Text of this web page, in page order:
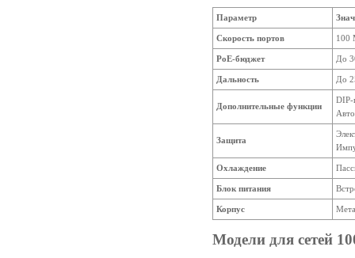
Параметр
Скорость портов 100
PoE-бюджет До
Дальность До
Дополнительные функции
DIP-
Защита
Охлаждение
Блок питания
Корпус
Модели для сетей